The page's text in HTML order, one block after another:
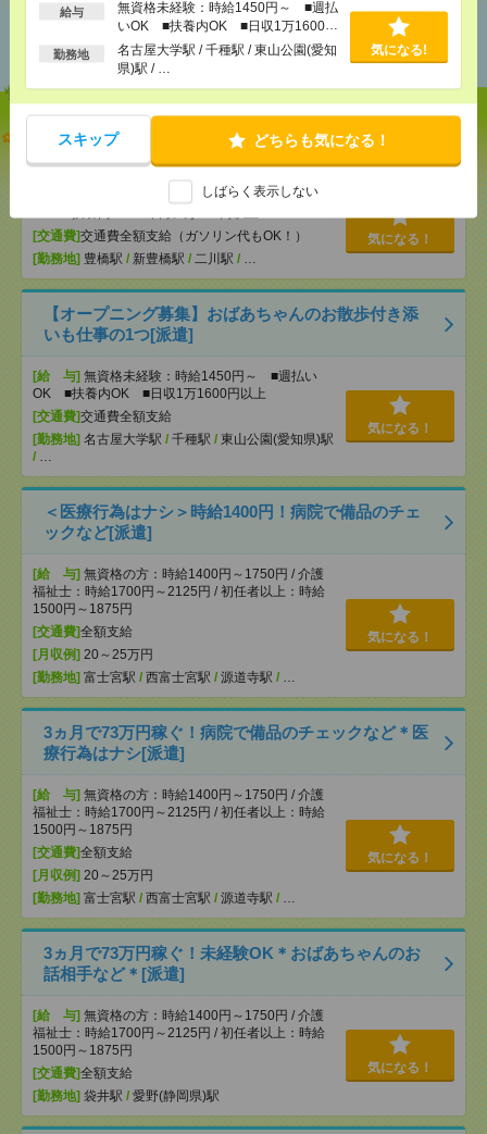
給与
無資格未経験：時給1450円～ ■週払
いOK ■扶養内OK ■日収1万1600円
以上
勤務地
名古屋大学駅 / 千種駅 / 東山公園(愛知
県)駅 / …
気になる!
スキップ どちらも気になる！
しばらく表示しない
あなたの閲覧履歴からの
おすすめ
志望動機も履歴書も不要！日収1万円～＊未経験OK
無資格未経験：時給1350円～ ■週払い
[交通費]交通費全額支給（ガソリン代もOK！）
[勤務地] 豊橋駅 / 新豊橋駅 / 二川駅 / …
気になる！
【オープニング募集】おばあちゃんのお散歩付き添
いも仕事の1つ[派遣]
[給 与] 無資格未経験：時給1450円～ ■週払い
OK ■扶養内OK ■日収1万1600円以上
[交通費]交通費全額支給
[勤務地] 名古屋大学駅 / 千種駅 / 東山公園(愛知県)駅
/ …
気になる！
＜医療行為はナシ＞時給1400円！病院で備品のチェ
ックなど[派遣]
[給 与] 無資格の方：時給1400円～1750円 / 介護
福祉士：時給1700円～2125円 / 初任者以上：時給
1500円～1875円
[交通費]全額支給
[月収例] 20～25万円
[勤務地] 富士宮駅 / 西富士宮駅 / 源道寺駅 / …
気になる！
3ヵ月で73万円稼ぐ！病院で備品のチェックなど＊医
療行為はナシ[派遣]
[給 与] 無資格の方：時給1400円～1750円 / 介護
福祉士：時給1700円～2125円 / 初任者以上：時給
1500円～1875円
[交通費]全額支給
[月収例] 20～25万円
[勤務地] 富士宮駅 / 西富士宮駅 / 源道寺駅 / …
気になる！
3ヵ月で73万円稼ぐ！未経験OK＊おばあちゃんのお
話相手など＊[派遣]
[給 与] 無資格の方：時給1400円～1750円 / 介護
福祉士：時給1700円～2125円 / 初任者以上：時給
1500円～1875円
[交通費]全額支給
[勤務地] 袋井駅 / 愛野(静岡県)駅
気になる！